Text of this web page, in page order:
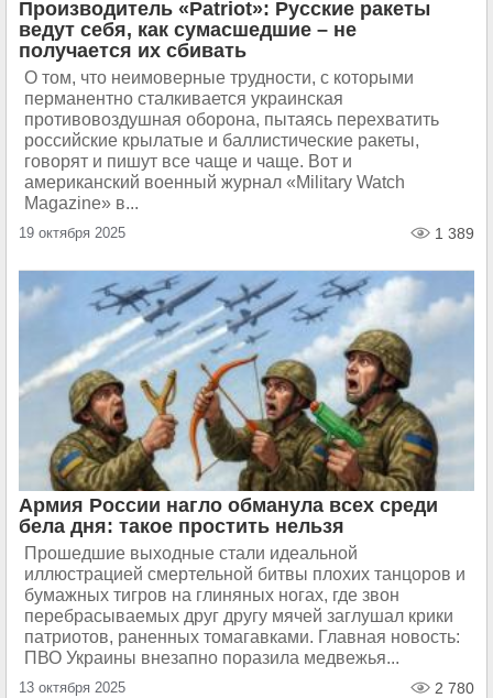
Производитель «Patriot»: Русские ракеты
ведут себя, как сумасшедшие – не
получается их сбивать
О том, что неимоверные трудности, с которыми
перманентно сталкивается украинская
противовоздушная оборона, пытаясь перехватить
российские крылатые и баллистические ракеты,
говорят и пишут все чаще и чаще. Вот и
американский военный журнал «Military Watch
Magazine» в...
19 октября 2025 1 389
Армия России нагло обманула всех среди
бела дня: такое простить нельзя
Прошедшие выходные стали идеальной
иллюстрацией смертельной битвы плохих танцоров и
бумажных тигров на глиняных ногах, где звон
перебрасываемых друг другу мячей заглушал крики
патриотов, раненных томагавками. Главная новость:
ПВО Украины внезапно поразила медвежья...
13 октября 2025 2 780